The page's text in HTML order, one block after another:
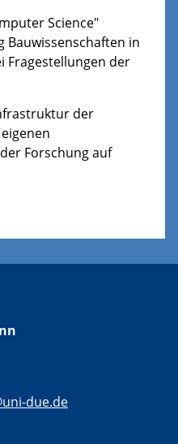
Science"
in
Fragestellungen der
der
Forschung auf
due.de